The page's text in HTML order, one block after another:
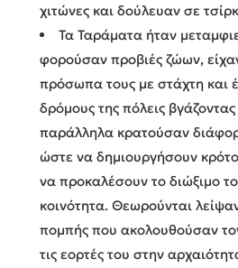
χιτώνες και δούλευαν σε
Τα Ταράματα ήταν
φορούσαν προβιές ζώων,
πρόσωπα τους με στάχτη και
δρόμους της πόλεις
παράλληλα κρατούσαν
ώστε να δημιουργήσουν
να προκαλέσουν το διώξιμο
κοινότητα. Θεωρούνται
πομπής που ακολουθούσαν
τις εορτές του στην